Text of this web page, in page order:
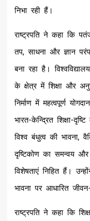
निभा रही हैं।
राष्ट्रपति ने कहा कि
तप, साधना और ज्ञान
बना रहा है।
के क्षेत्र में शिक्षा और
निर्माण में महत्वपूर्ण
भारत-केन्द्रित शिक्षा-
विश्व बंधुत्व की भावना,
दृष्टिकोण का समन्वय
विशेषताएं निहित हैं।
भावना पर आधारित
राष्ट्रपति ने कहा कि